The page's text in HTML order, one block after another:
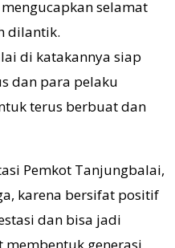
selamat
dilantik.
di katakannya siap
dan para pelaku
terus berbuat dan
Pemkot Tanjungbalai,
karena bersifat positif
dan bisa jadi
membentuk generasi